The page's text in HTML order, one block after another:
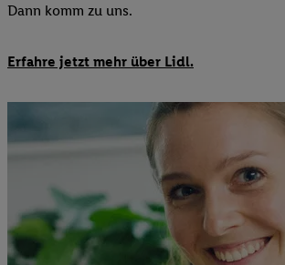
Dann komm zu uns.​
Erfahre jetzt mehr über Lidl.